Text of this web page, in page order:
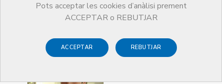
Pots acceptar les cookies d’anàlisi prement
ACCEPTAR o REBUTJAR
ACCEPTAR REBUTJAR
Guardonat Edició 2007